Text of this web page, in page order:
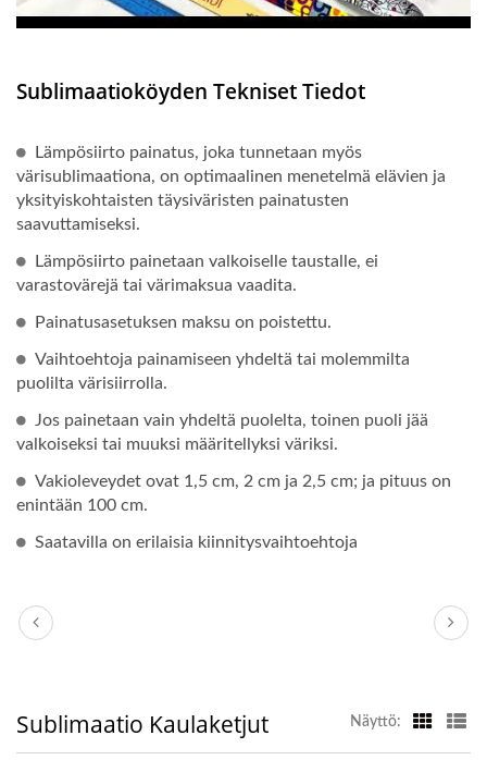
Sublimaatioköyden Tekniset Tiedot
Lämpösiirto painatus, joka tunnetaan myös
värisublimaationa, on optimaalinen menetelmä elävien ja
yksityiskohtaisten täysiväristen painatusten
saavuttamiseksi.
Lämpösiirto painetaan valkoiselle taustalle, ei
varastovärejä tai värimaksua vaadita.
Painatusasetuksen maksu on poistettu.
Vaihtoehtoja painamiseen yhdeltä tai molemmilta
puolilta värisiirrolla.
Jos painetaan vain yhdeltä puolelta, toinen puoli jää
valkoiseksi tai muuksi määritellyksi väriksi.
Vakioleveydet ovat 1,5 cm, 2 cm ja 2,5 cm; ja pituus on
enintään 100 cm.
Saatavilla on erilaisia kiinnitysvaihtoehtoja
Sublimaatio Kaulaketjut Näyttö: